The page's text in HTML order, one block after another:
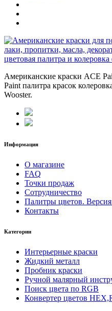
Американские краски ACE
Paint палитра красок
Wooster.
Информация
О магазине
FAQ
Точки продаж
Сотрудничество
Палитры цветов.
Контакты
Категории
Интерьерные краски
Жидкий металл
Пробник краски
Ручной малярный
Поиск цвета по RGB
Конвертер цветов